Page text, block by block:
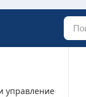
управление›